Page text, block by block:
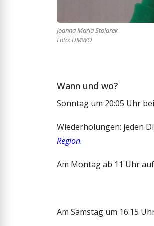
Joanna Maria Stolarek
Foto: UMWO
Wann und wo?
Sonntag um 20:05 Uhr
Wiederholungen: jeden
Region.
Am Montag ab 11 Uhr
Am Samstag um 16:15